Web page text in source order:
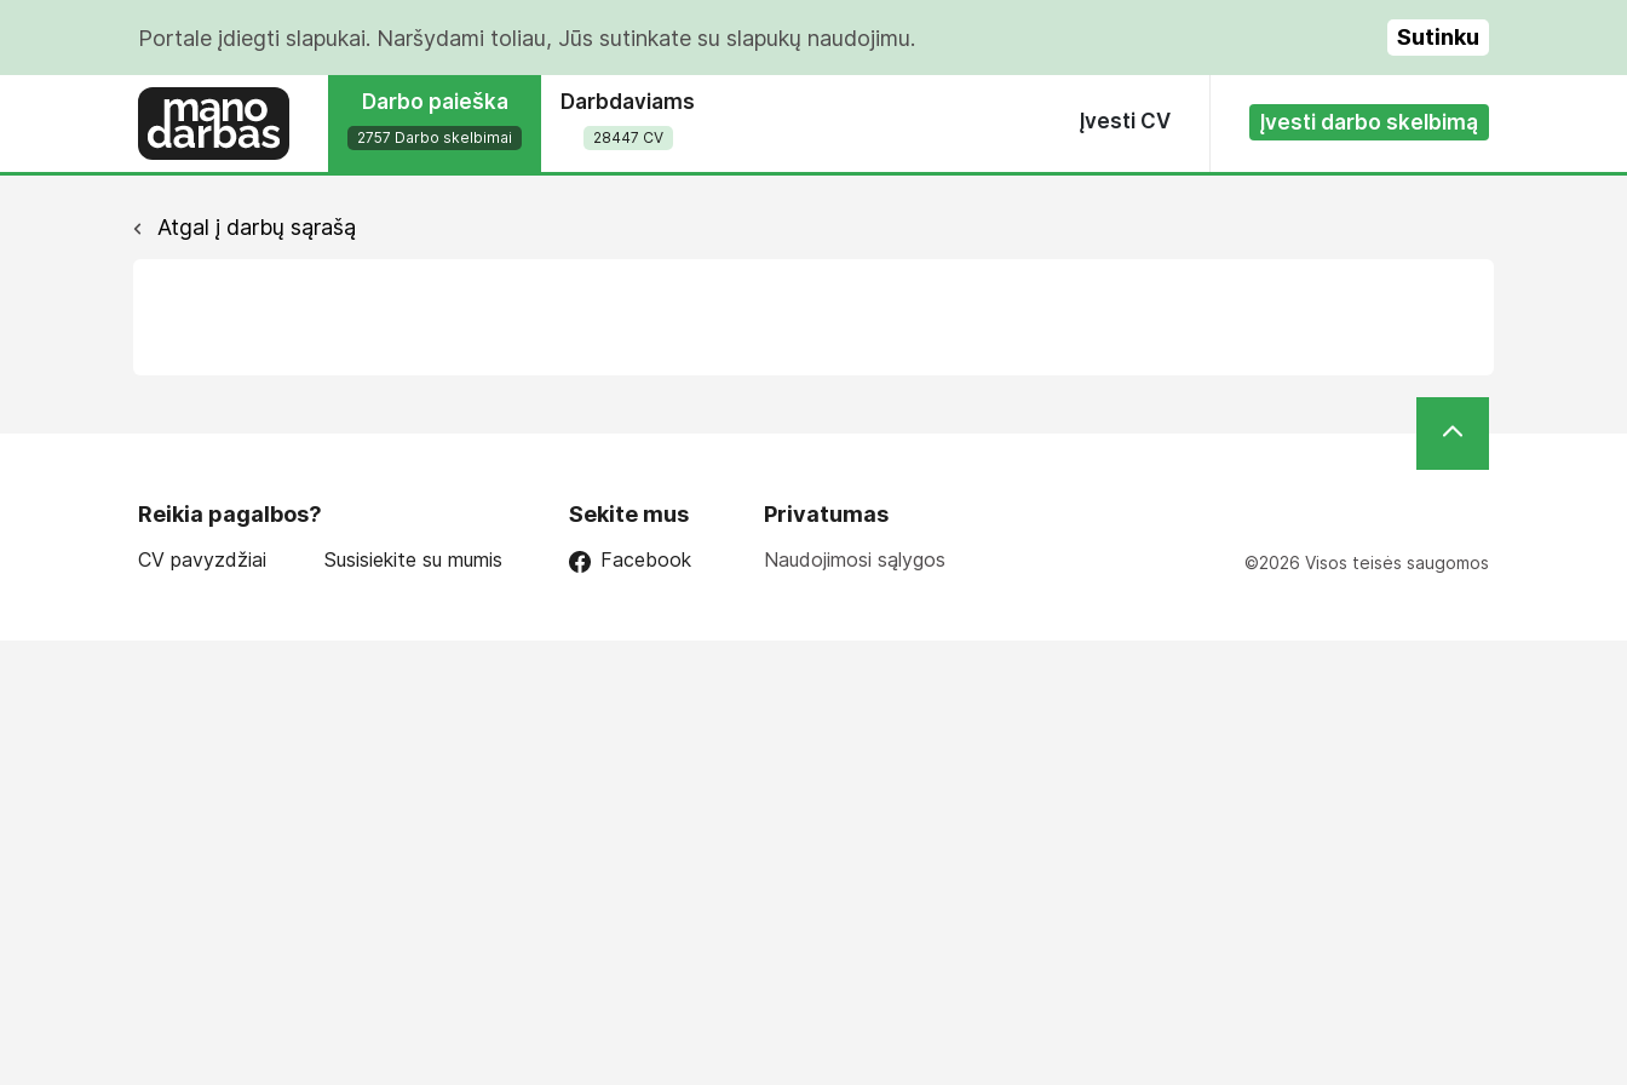
Portale įdiegti slapukai. Naršydami toliau, Jūs sutinkate su slapukų naudojimu. Sutinku
Darbo paieška
2757 Darbo skelbimai
Darbdaviams
28447 CV
Įvesti CV Įvesti darbo skelbimą
Atgal į darbų sąrašą
Reikia pagalbos?
CV pavyzdžiai Susisiekite su mumis
Sekite mus
Facebook
Privatumas
Naudojimosi sąlygos ©2026 Visos teisės saugomos